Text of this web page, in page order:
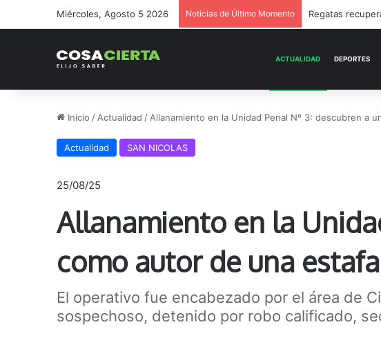
Miércoles, Agosto 5 2026 Noticias de Último Momento Encuentro
Inicio / Actualidad / Allanamiento en la Unidad Penal Nº 3: descubren a
Actualidad SAN NICOLAS
25/08/25
Allanamiento en la
como autor de una
El operativo fue encabezado por el área de
sospechoso, detenido por robo calificado,